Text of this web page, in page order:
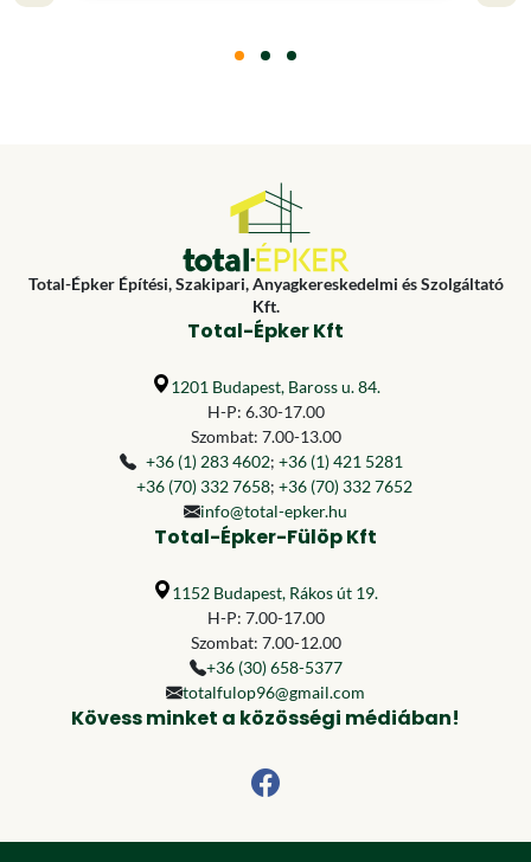
Total-Épker Építési, Szakipari, Anyagkereskedelmi és Szolgáltató
Kft.
Total-Épker Kft
1201 Budapest, Baross u. 84.
H-P: 6.30-17.00
Szombat: 7.00-13.00
+36 (1) 283 4602; +36 (1) 421 5281
+36 (70) 332 7658; +36 (70) 332 7652
info@total-epker.hu
Total-Épker-Fülöp Kft
1152 Budapest, Rákos út 19.
H-P: 7.00-17.00
Szombat: 7.00-12.00
+36 (30) 658-5377
totalfulop96@gmail.com
Kövess minket a közösségi médiában!